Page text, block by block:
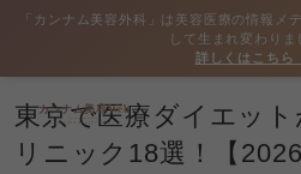
「カンナム美容外科」は美容医療の情報メ
して生まれ変わりま
詳しくはこちら
東京で医療ダイエッ
リニック18選！【